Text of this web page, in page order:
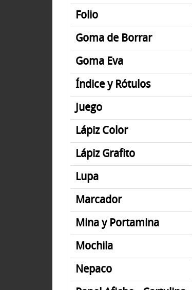
Folio
Goma de Borrar
Goma Eva
Índice y Rótulos
Juego
Lápiz Color
Lápiz Grafito
Lupa
Marcador
Mina y Portamina
Mochila
Nepaco